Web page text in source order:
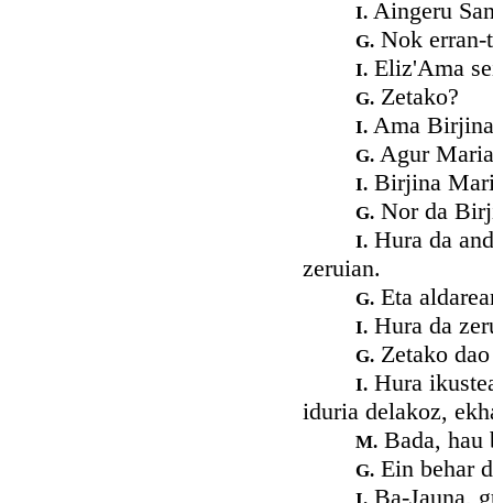
I. Aingeru
G. Nok erran-
I. Eliz'Ama
G. Zetako?
I. Ama
G. Agur
I. Birjina
G. Nor da
I. Hura da
zeruian.
G. Eta
I. Hura da
G. Zetako
I. Hura
iduria delakoz,
M. Bada, hau
G. Ein behar
Ba-Jauna,